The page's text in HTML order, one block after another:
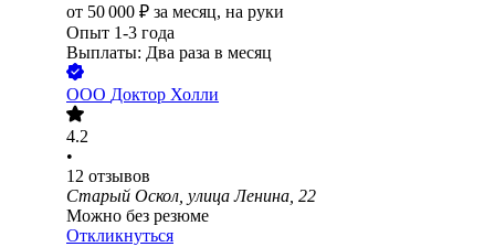
от 50 000 ₽ за месяц, на руки
Опыт 1-3 года
Выплаты: Два раза в месяц
ООО Доктор Холли
4.2
•
12 отзывов
Старый Оскол, улица Ленина, 22
Можно без резюме
Откликнуться